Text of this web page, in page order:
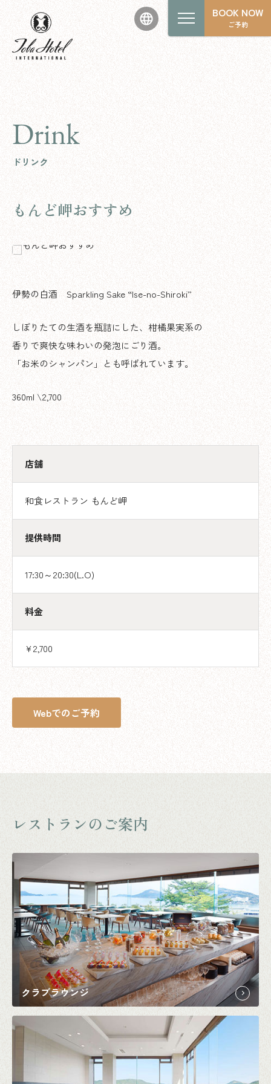
BOOK NOW
ご予約
Drink
ドリンク
もんど岬おすすめ
伊勢の白酒 Sparkling Sake “Ise-no-Shiroki”
しぼりたての生酒を瓶詰にした、柑橘果実系の
香りで爽快な味わいの発泡にごり酒。
「お米のシャンパン」とも呼ばれています。
360ml \2,700
店舗
和食レストラン もんど岬
提供時間
17:30～20:30(L.O)
料金
¥2,700
Webでのご予約
レストランのご案内
クラブラウンジ